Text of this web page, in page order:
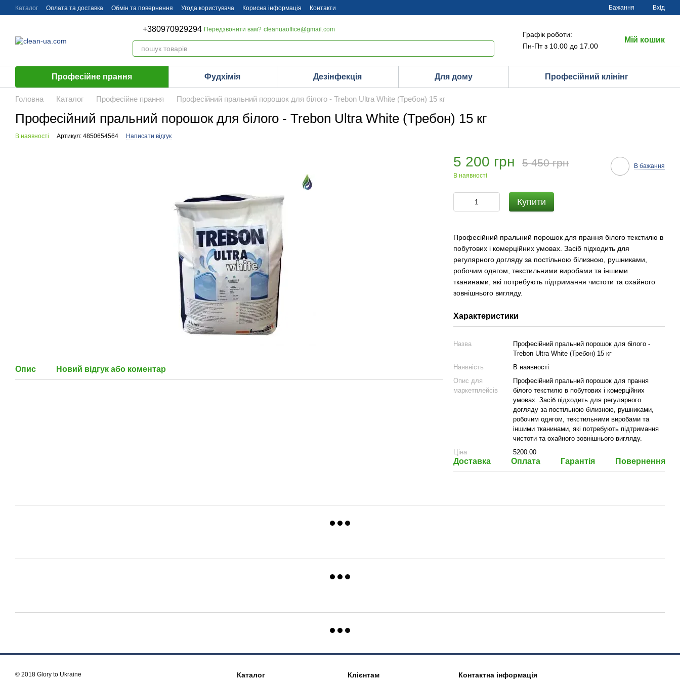
Перейти до основного контенту
Каталог Оплата та доставка Обмін та повернення Угода користувача Корисна інформація Контакти Бажання Вхід
+380970929294 Передзвонити вам? cleanuaoffice@gmail.com
Графік роботи:
Пн-Пт з 10.00 до 17.00
Мій кошик
Професійне прання Фудхімія Дезінфекція Для дому Професійний клінінг
Головна Каталог Професійне прання Професійний пральний порошок для білого - Trebon Ultra White (Требон) 15 кг
Професійний пральний порошок для білого - Trebon Ultra White (Требон) 15 кг
В наявності Артикул: 4850654564 Написати відгук
Опис Новий відгук або коментар
5 200 грн 5 450 грн
В наявності
В бажання
Купити
Професійний пральний порошок для прання білого текстилю в
побутових і комерційних умовах. Засіб підходить для
регулярного догляду за постільною білизною, рушниками,
робочим одягом, текстильними виробами та іншими
тканинами, які потребують підтримання чистоти та охайного
зовнішнього вигляду.
Характеристики
Назва
Професійний пральний порошок для білого -
Trebon Ultra White (Требон) 15 кг
Наявність
В наявності
Опис для
маркетплейсів
Професійний пральний порошок для прання
білого текстилю в побутових і комерційних
умовах. Засіб підходить для регулярного
догляду за постільною білизною, рушниками,
робочим одягом, текстильними виробами та
іншими тканинами, які потребують підтримання
чистоти та охайного зовнішнього вигляду.
Ціна
5200.00
Доставка Оплата Гарантія Повернення
© 2018 Glory to Ukraine Каталог Клієнтам Контактна інформація